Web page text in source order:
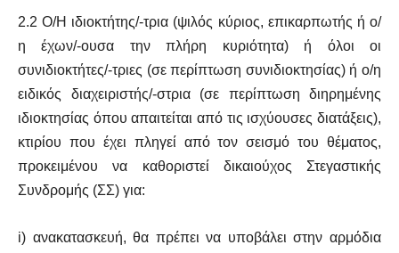
2.2 Ο/Η ιδιοκτήτης/-τρια (ψιλός κύριος, επικαρπωτής ή ο/
η έχων/-ουσα την πλήρη κυριότητα) ή όλοι οι
συνιδιοκτήτες/-τριες (σε περίπτωση συνιδιοκτησίας) ή ο/η
ειδικός διαχειριστής/-στρια (σε περίπτωση διηρημένης
ιδιοκτησίας όπου απαιτείται από τις ισχύουσες διατάξεις),
κτιρίου που έχει πληγεί από τον σεισμό του θέματος,
προκειμένου να καθοριστεί δικαιούχος Στεγαστικής
Συνδρομής (ΣΣ) για:
i) ανακατασκευή, θα πρέπει να υποβάλει στην αρμόδια